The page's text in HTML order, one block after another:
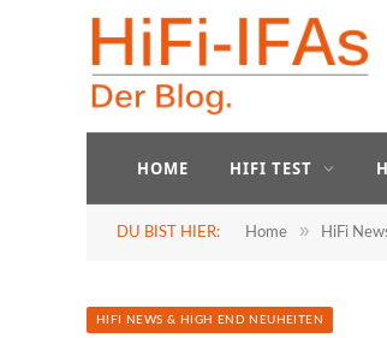
HOME HIFI TEST
DU BIST HIER: Home » HiFi
HIFI NEWS & HIGH END NEUHEITEN